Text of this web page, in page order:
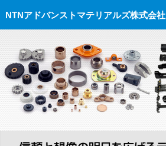
NTNアドバンストマテリアルズ株式会社